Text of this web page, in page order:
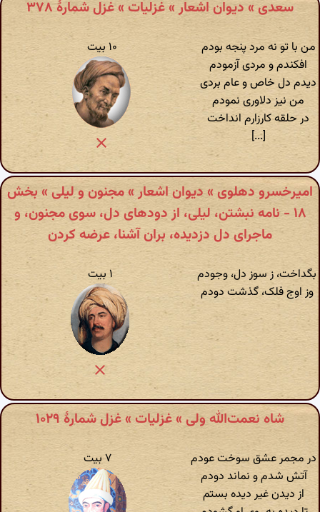
سعدی » دیوان اشعار » غزلیات » غزل شمارهٔ ۳۷۸
من با تو نه مرد پنجه بودم
افکندم و مردی آزمودم
دیدم دل خاص و عام بردی
من نیز دلاوری نمودم
در حلقه کارزارم انداخت
[...]
۱۰ بیت
امیرخسرو دهلوی » دیوان اشعار » مجنون و لیلی » بخش
۱۸ - نامه نبشتن، لیلی، از دودهای دل، سوی مجنون، و
ماجرای دل دزدیده، بران آشنا، عرضه کردن
بگداخت، ز سوز دل، وجودم
وز اوج فلک، گذشت دودم
۱ بیت
شاه نعمت‌الله ولی » غزلیات » غزل شمارهٔ ۱۰۲۹
در مجمر عشق سوخت عودم
آتش شدم و نماند دودم
از دیدن غیر دیده بستم
۷ بیت